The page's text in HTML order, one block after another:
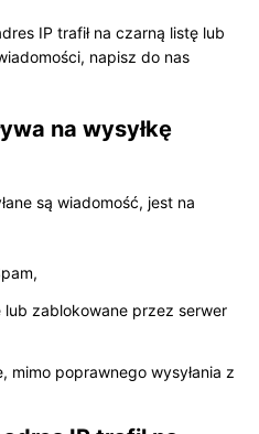
IP trafił na czarną listę lub
napisz do nas
na wysyłkę
są wiadomość, jest na
zablokowane przez serwer
mimo poprawnego wysyłania z